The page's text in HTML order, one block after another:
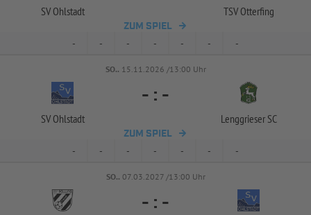
SV Ohlstadt TSV Otterfing
ZUM SPIEL
- - - - - - -
SO.. 15.11.2026 /13:00 Uhr
SV Ohlstadt
- : -
Lenggrieser SC
ZUM SPIEL
- - - - - - -
SO.. 07.03.2027 /13:00 Uhr
- : -